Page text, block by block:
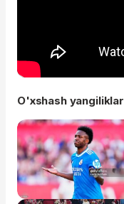
O'xshash yangiliklar